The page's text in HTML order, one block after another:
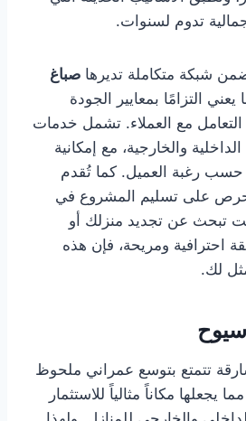
تدوم لسنوات.
شبكة متكاملة تديرها صباغ
يعني التزامًا بمعايير الجودة
التعامل مع العملاء. تشمل خدمات
والخارجية، مع إمكانية
حسب رغبة العميل. كما تُقدم
على تسليم المشروع في
تبحث عن تجديد منزلك أو
احترافية ومريحة، فإن هذه
لك.
تتمتع بتوسع عمراني ملحوظ
يجعلها مكاناً مثالياً للاستثمار